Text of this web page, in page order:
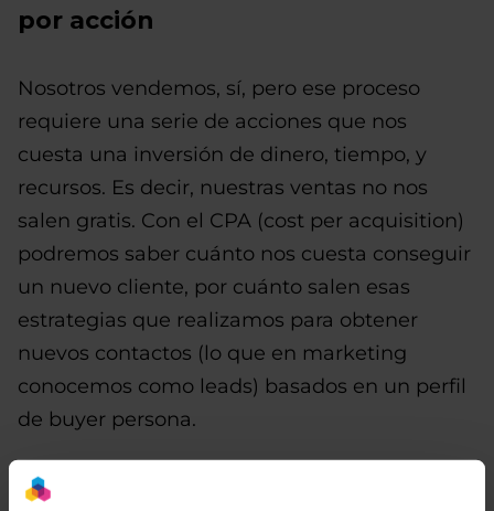
por acción
Nosotros vendemos, sí, pero ese proceso
requiere una serie de acciones que nos
cuesta una inversión de dinero, tiempo, y
recursos. Es decir, nuestras ventas no nos
salen gratis. Con el CPA (cost per acquisition)
podremos saber cuánto nos cuesta conseguir
un nuevo cliente, por cuánto salen esas
estrategias que realizamos para obtener
nuevos contactos (lo que en marketing
conocemos como leads) basados en un perfil
de buyer persona.
Veremos el impacto real de nuestras
campañas de pago en publicidad, que casi